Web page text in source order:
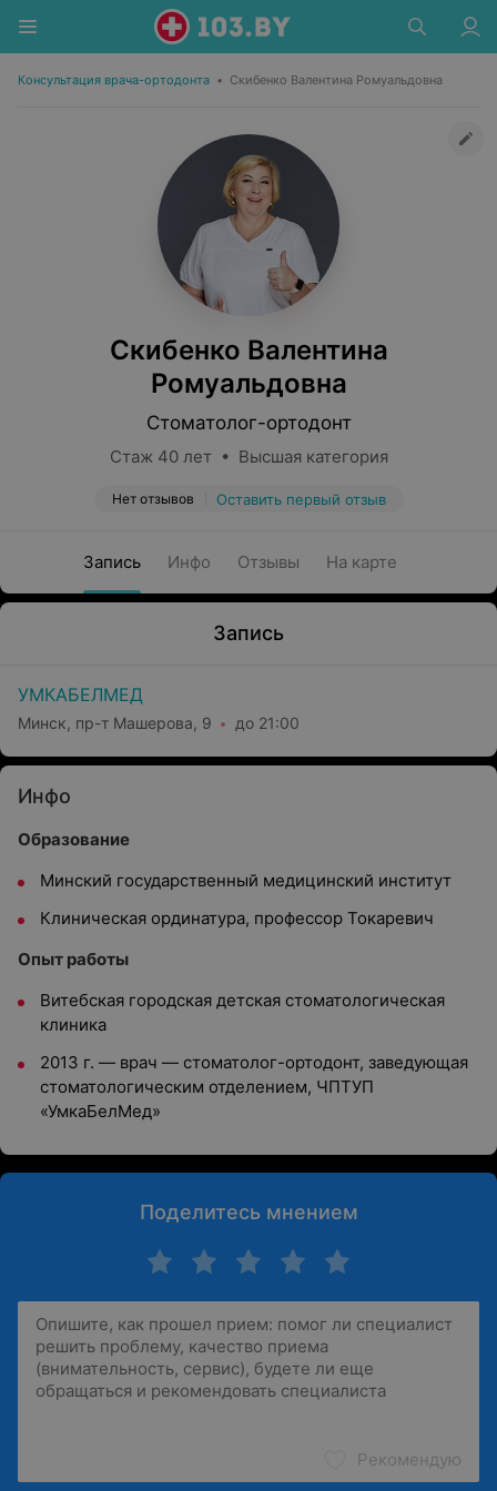
Консультация врача-ортодонта • Скибенко Валентина Ромуальдовна
Скибенко Валентина
Ромуальдовна
Стоматолог-ортодонт
Стаж 40 лет • Высшая категория
Нет отзывов Оставить первый отзыв
Запись Инфо Отзывы На карте
Запись
УМКАБЕЛМЕД
Минск, пр-т Машерова, 9 до 21:00
Инфо
Образование
Минский государственный медицинский институт
Клиническая ординатура, профессор Токаревич
Опыт работы
Витебская городская детская стоматологическая
клиника
2013 г. — врач — стоматолог-ортодонт, заведующая
стоматологическим отделением, ЧПТУП
«УмкаБелМед»
Поделитесь мнением
Рекомендую